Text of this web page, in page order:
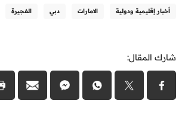
أخبار إقليمية ودولية الامارات دبي الفجيرة
شارك المقال: